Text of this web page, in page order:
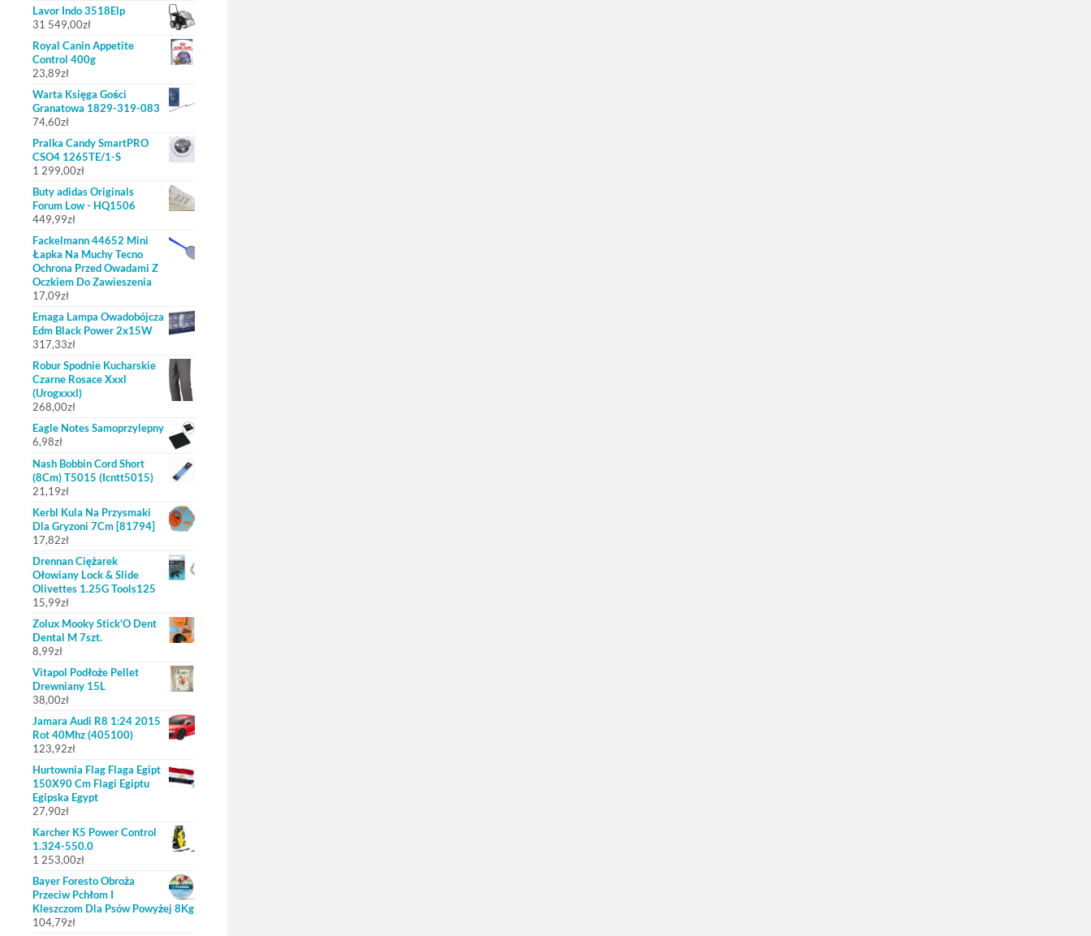
Lavor Indo 3518Elp
31 549,00zł
Royal Canin Appetite
Control 400g
23,89zł
Warta Księga Gości
Granatowa 1829-319-083
74,60zł
Pralka Candy SmartPRO
CSO4 1265TE/1-S
1 299,00zł
Buty adidas Originals
Forum Low - HQ1506
449,99zł
Fackelmann 44652 Mini
Łapka Na Muchy Tecno
Ochrona Przed Owadami Z
Oczkiem Do Zawieszenia
17,09zł
Emaga Lampa Owadobójcza
Edm Black Power 2x15W
317,33zł
Robur Spodnie Kucharskie
Czarne Rosace Xxxl
(Urogxxxl)
268,00zł
Eagle Notes Samoprzylepny
6,98zł
Nash Bobbin Cord Short
(8Cm) T5015 (Icntt5015)
21,19zł
Kerbl Kula Na Przysmaki
Dla Gryzoni 7Cm [81794]
17,82zł
Drennan Ciężarek
Ołowiany Lock & Slide
Olivettes 1.25G Tools125
15,99zł
Zolux Mooky Stick'O Dent
Dental M 7szt.
8,99zł
Vitapol Podłoże Pellet
Drewniany 15L
38,00zł
Jamara Audi R8 1:24 2015
Rot 40Mhz (405100)
123,92zł
Hurtownia Flag Flaga Egipt
150X90 Cm Flagi Egiptu
Egipska Egypt
27,90zł
Karcher K5 Power Control
1.324-550.0
1 253,00zł
Bayer Foresto Obroża
Przeciw Pchłom I
Kleszczom Dla Psów Powyżej 8Kg
104,79zł